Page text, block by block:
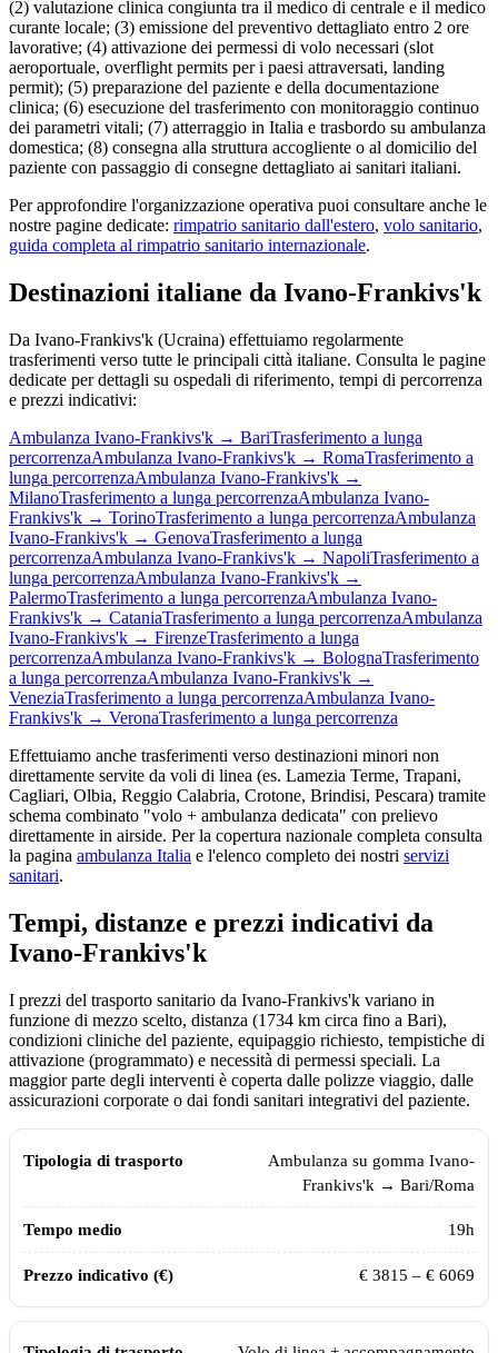
(2) valutazione clinica congiunta tra il medico di centrale e il medico
curante locale; (3) emissione del preventivo dettagliato entro 2 ore
lavorative; (4) attivazione dei permessi di volo necessari (slot
aeroportuale, overflight permits per i paesi attraversati, landing
permit); (5) preparazione del paziente e della documentazione
clinica; (6) esecuzione del trasferimento con monitoraggio continuo
dei parametri vitali; (7) atterraggio in Italia e trasbordo su ambulanza
domestica; (8) consegna alla struttura accogliente o al domicilio del
paziente con passaggio di consegne dettagliato ai sanitari italiani.
Per approfondire l'organizzazione operativa puoi consultare anche le
nostre pagine dedicate: rimpatrio sanitario dall'estero, volo sanitario,
guida completa al rimpatrio sanitario internazionale.
Destinazioni italiane da Ivano-Frankivs'k
Da Ivano-Frankivs'k (Ucraina) effettuiamo regolarmente
trasferimenti verso tutte le principali città italiane. Consulta le pagine
dedicate per dettagli su ospedali di riferimento, tempi di percorrenza
e prezzi indicativi:
Ambulanza Ivano-Frankivs'k → BariTrasferimento a lunga
percorrenzaAmbulanza Ivano-Frankivs'k → RomaTrasferimento a
lunga percorrenzaAmbulanza Ivano-Frankivs'k →
MilanoTrasferimento a lunga percorrenzaAmbulanza Ivano-
Frankivs'k → TorinoTrasferimento a lunga percorrenzaAmbulanza
Ivano-Frankivs'k → GenovaTrasferimento a lunga
percorrenzaAmbulanza Ivano-Frankivs'k → NapoliTrasferimento a
lunga percorrenzaAmbulanza Ivano-Frankivs'k →
PalermoTrasferimento a lunga percorrenzaAmbulanza Ivano-
Frankivs'k → CataniaTrasferimento a lunga percorrenzaAmbulanza
Ivano-Frankivs'k → FirenzeTrasferimento a lunga
percorrenzaAmbulanza Ivano-Frankivs'k → BolognaTrasferimento
a lunga percorrenzaAmbulanza Ivano-Frankivs'k →
VeneziaTrasferimento a lunga percorrenzaAmbulanza Ivano-
Frankivs'k → VeronaTrasferimento a lunga percorrenza
Effettuiamo anche trasferimenti verso destinazioni minori non
direttamente servite da voli di linea (es. Lamezia Terme, Trapani,
Cagliari, Olbia, Reggio Calabria, Crotone, Brindisi, Pescara) tramite
schema combinato "volo + ambulanza dedicata" con prelievo
direttamente in airside. Per la copertura nazionale completa consulta
la pagina ambulanza Italia e l'elenco completo dei nostri servizi
sanitari.
Tempi, distanze e prezzi indicativi da
Ivano-Frankivs'k
I prezzi del trasporto sanitario da Ivano-Frankivs'k variano in
funzione di mezzo scelto, distanza (1734 km circa fino a Bari),
condizioni cliniche del paziente, equipaggio richiesto, tempistiche di
attivazione (programmato) e necessità di permessi speciali. La
maggior parte degli interventi è coperta dalle polizze viaggio, dalle
assicurazioni corporate o dai fondi sanitari integrativi del paziente.
Tempi, distanze e prezzi indicativi per il trasporto sanitario da
Ivano-
Tipologia di trasporto
Ambulanza su gomma Ivano-
Frankivs'k → Bari/Roma
19h
€ 3815 – € 6069